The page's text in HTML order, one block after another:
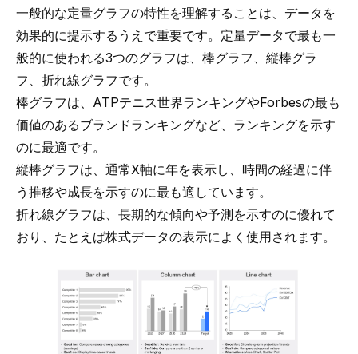
一般的な定量グラフの特性を理解することは、 データを
効果的に提示する うえで重要です。定量データで最も一
般的に使われる3つのグラフは、棒グラフ、縦棒グラ
フ、折れ線グラフです。
棒グラフは、 ATPテニス世界ランキングやForbesの最も
価値のあるブランドランキングなど、ランキングを示す
のに最適です。
縦棒グラフは、通常X軸に年を表示し、時間の経過に伴
う推移や成長を示すのに最も適しています。
折れ線グラフは、長期的な傾向や予測を示すのに優れて
おり、たとえば株式データの表示によく使用されます。